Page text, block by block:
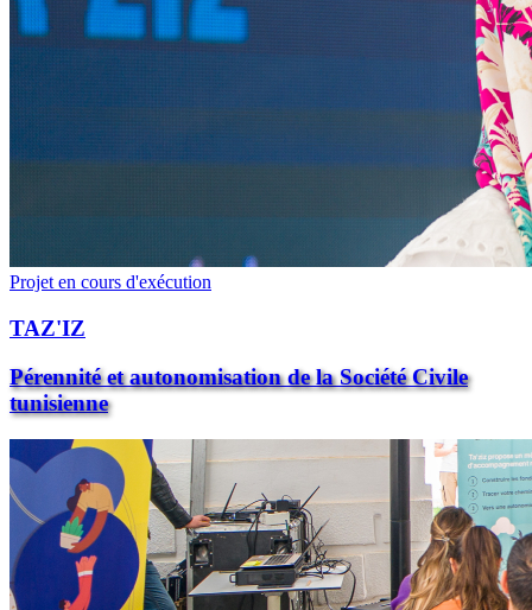
Projet en cours d'exécution
TAZ'IZ
Pérennité et autonomisation de la Société Civile
tunisienne